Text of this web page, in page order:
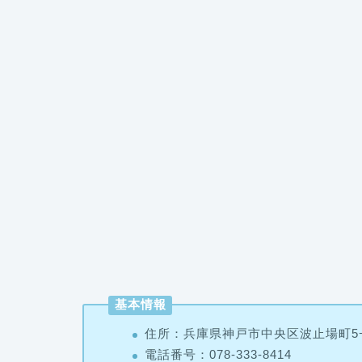
基本情報
住所：兵庫県神戸市中央区波止場町
電話番号：078-333-8414